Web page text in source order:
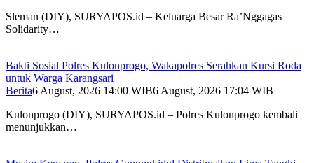
Sleman (DIY), SURYAPOS.id – Keluarga Besar Ra’Nggagas
Solidarity…
Bakti Sosial Polres Kulonprogo, Wakapolres Serahkan Kursi Roda
untuk Warga Karangsari
Berita6 August, 2026 14:00 WIB6 August, 2026 17:04 WIB
Kulonprogo (DIY), SURYAPOS.id – Polres Kulonprogo kembali
menunjukkan…